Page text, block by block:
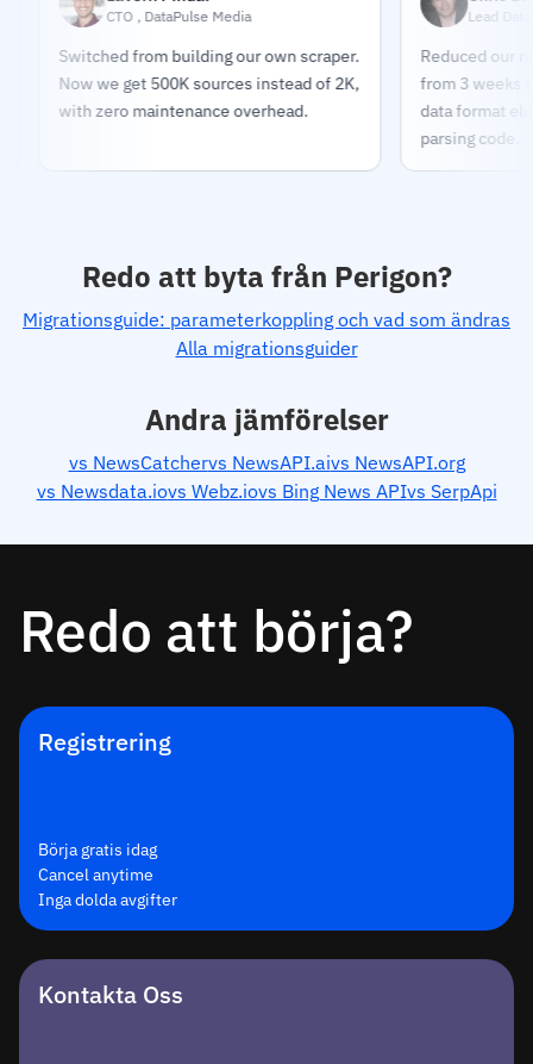
CTO , DataPulse Media
Switched from building our own scraper.
Now we get 500K sources instead of 2K,
with zero maintenance overhead.
Lead Data
Reduced our news
from 3 weeks to 2
data format
parsing code.
Redo att byta från Perigon?
Migrationsguide: parameterkoppling och vad som ändras
Alla migrationsguider
Andra jämförelser
vs NewsCatchervs NewsAPI.aivs NewsAPI.org
vs Newsdata.iovs Webz.iovs Bing News APIvs SerpApi
Redo att börja?
Registrering
Börja gratis idag
Cancel anytime
Inga dolda avgifter
Kontakta Oss